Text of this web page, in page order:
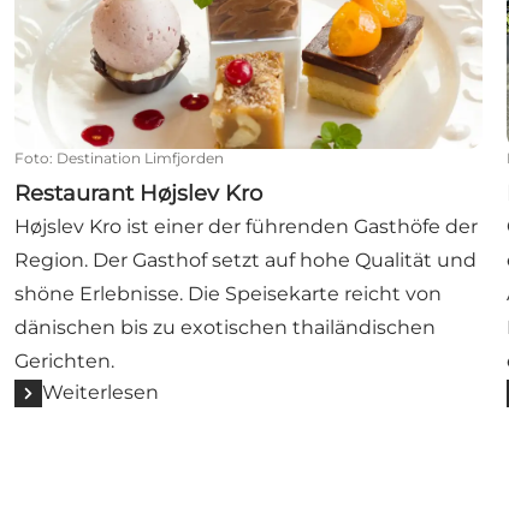
Foto: Destination Limfjorden
Restaurant Højslev Kro
Højslev Kro ist einer der führenden Gasthöfe der
Region. Der Gasthof setzt auf hohe Qualität und
shöne Erlebnisse. Die Speisekarte reicht von
dänischen bis zu exotischen thailändischen
Gerichten.
Weiterlesen